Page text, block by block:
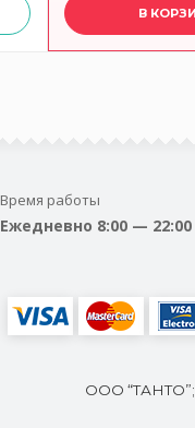
В
Время работы
Ежедневно 8:00 — 22:00
ООО “ТАНТО”;